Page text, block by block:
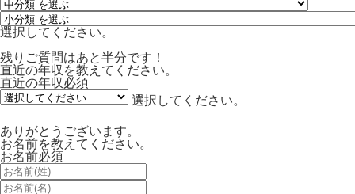
選択してください。
残りご質問はあと半分です！
直近の年収を教えてください。
直近の年収必須
選択してください。
ありがとうございます。
お名前を教えてください。
お名前必須